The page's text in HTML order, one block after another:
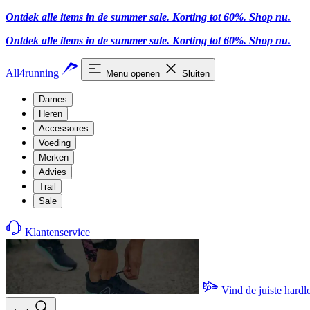
Ontdek alle items in de summer sale. Korting tot 60%. Shop nu.
Ontdek alle items in de summer sale. Korting tot 60%. Shop nu.
All4running Menu openen Sluiten
Dames
Heren
Accessoires
Voeding
Merken
Advies
Trail
Sale
Klantenservice
Vind de juiste